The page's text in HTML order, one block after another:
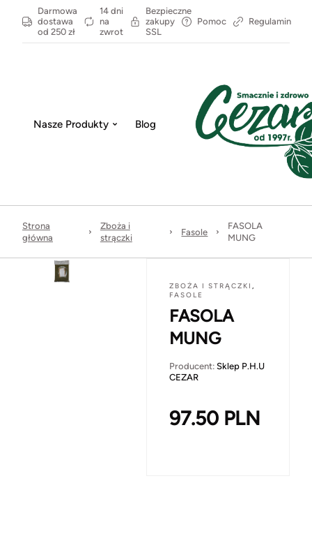
Darmowa
dostawa
od 250 zł
14 dni
na
zwrot
Bezpieczne
zakupy
SSL
Pomoc Regulamin
Nasze Produkty Blog
Strona
główna
Zboża i
strączki
Fasole
FASOLA
MUNG
ZBOŻA I STRĄCZKI ,
FASOLE
FASOLA
MUNG
Producent: Sklep P.H.U
CEZAR
97.50PLN